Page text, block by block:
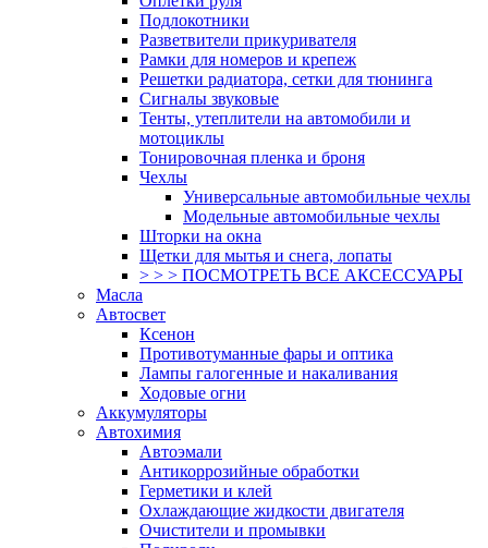
Подлокотники
Разветвители прикуривателя
Рамки для номеров и крепеж
Решетки радиатора, сетки для тюнинга
Сигналы звуковые
Тенты, утеплители на автомобили и
мотоциклы
Тонировочная пленка и броня
Чехлы
Универсальные автомобильные чехлы
Модельные автомобильные чехлы
Шторки на окна
Щетки для мытья и снега, лопаты
> > > ПОСМОТРЕТЬ ВСЕ АКСЕССУАРЫ
Масла
Автосвет
Ксенон
Противотуманные фары и оптика
Лампы галогенные и накаливания
Ходовые огни
Аккумуляторы
Автохимия
Автоэмали
Антикоррозийные обработки
Герметики и клей
Охлаждающие жидкости двигателя
Очистители и промывки